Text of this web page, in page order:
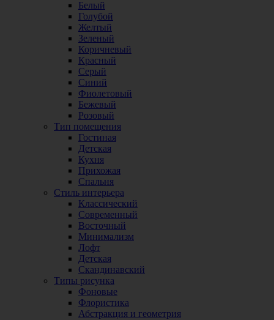
Белый
Голубой
Желтый
Зеленый
Коричневый
Красный
Серый
Синий
Фиолетовый
Бежевый
Розовый
Тип помещения
Гостиная
Детская
Кухня
Прихожая
Спальня
Стиль интерьера
Классический
Современный
Восточный
Минимализм
Лофт
Детская
Скандинавский
Типы рисунка
Фоновые
Флористика
Абстракция и геометрия